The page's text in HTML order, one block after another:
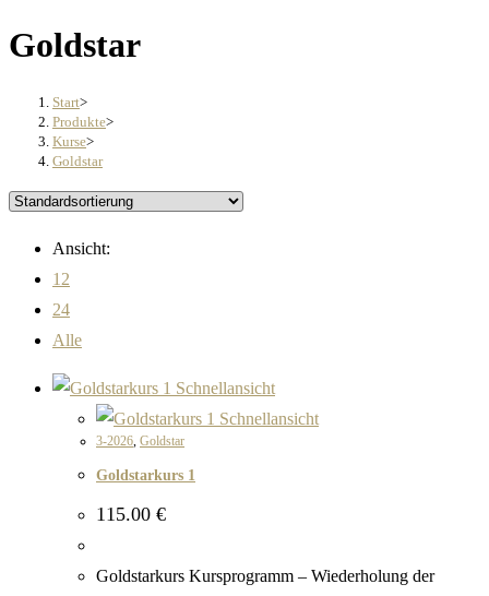
Goldstar
Start>
Produkte>
Kurse>
Goldstar
Ansicht:
12
24
Alle
Schnellansicht
Schnellansicht
3-2026, Goldstar
Goldstarkurs 1
115.00 €
Goldstarkurs Kursprogramm – Wiederholung der